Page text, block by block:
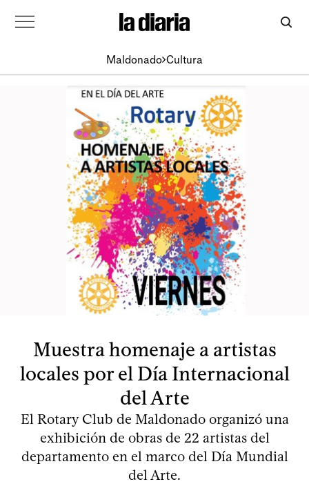
Maldonado Cultura
Muestra homenaje a artistas
locales por el Día Internacional
del Arte
El Rotary Club de Maldonado organizó una
exhibición de obras de 22 artistas del
departamento en el marco del Día Mundial
del Arte.